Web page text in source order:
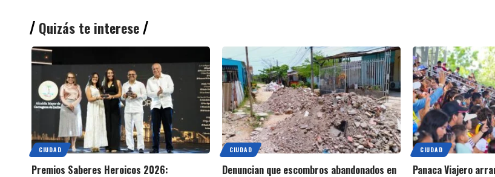
Quizás te interese
CIUDAD
Premios Saberes Heroicos 2026:
CIUDAD
Denuncian que escombros abandonados en
CIUDAD
Panaca Viajero